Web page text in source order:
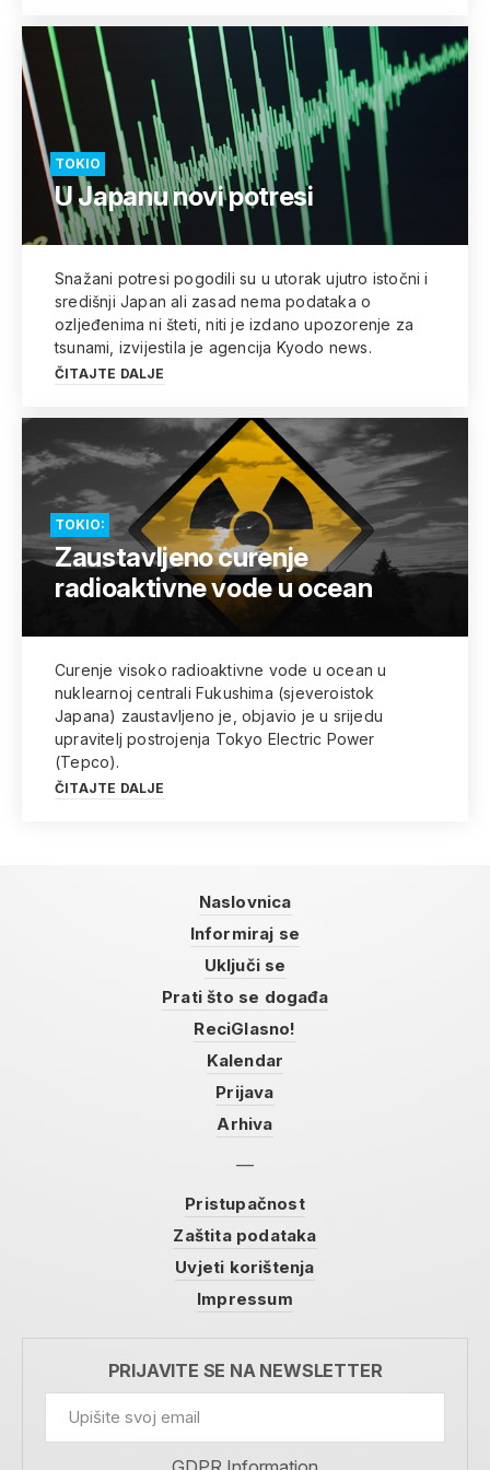
TOKIO
U Japanu novi potresi
Snažani potresi pogodili su u utorak ujutro istočni i
središnji Japan ali zasad nema podataka o
ozljeđenima ni šteti, niti je izdano upozorenje za
tsunami, izvijestila je agencija Kyodo news.
ČITAJTE DALJE
TOKIO:
Zaustavljeno curenje
radioaktivne vode u ocean
Curenje visoko radioaktivne vode u ocean u
nuklearnoj centrali Fukushima (sjeveroistok
Japana) zaustavljeno je, objavio je u srijedu
upravitelj postrojenja Tokyo Electric Power
(Tepco).
ČITAJTE DALJE
Naslovnica
Informiraj se
Uključi se
Prati što se događa
ReciGlasno!
Kalendar
Prijava
Arhiva
Pristupačnost
Zaštita podataka
Uvjeti korištenja
Impressum
PRIJAVITE SE NA NEWSLETTER